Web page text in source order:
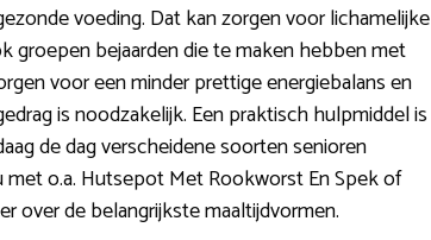
voeding. Dat kan zorgen voor lichamelijke
groepen bejaarden die te maken hebben met
voor een minder prettige energiebalans en
is noodzakelijk. Een praktisch hulpmiddel is
de dag verscheidene soorten senioren
o.a. Hutsepot Met Rookworst En Spek of
over de belangrijkste maaltijdvormen.